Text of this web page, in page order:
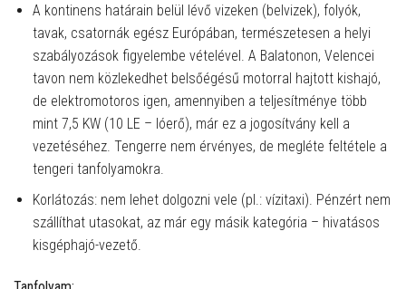
A kontinens határain belül lévő vizeken (belvizek), folyók,
tavak, csatornák egész Európában, természetesen a helyi
szabályozások figyelembe vételével. A Balatonon, Velencei
tavon nem közlekedhet belsőégésű motorral hajtott kishajó,
de elektromotoros igen, amennyiben a teljesítménye több
mint 7,5 KW (10 LE – lóerő), már ez a jogosítvány kell a
vezetéséhez. Tengerre nem érvényes, de megléte feltétele a
tengeri tanfolyamokra.
Korlátozás: nem lehet dolgozni vele (pl.: vízitaxi). Pénzért nem
szállíthat utasokat, az már egy másik kategória – hivatásos
kisgéphajó-vezető.